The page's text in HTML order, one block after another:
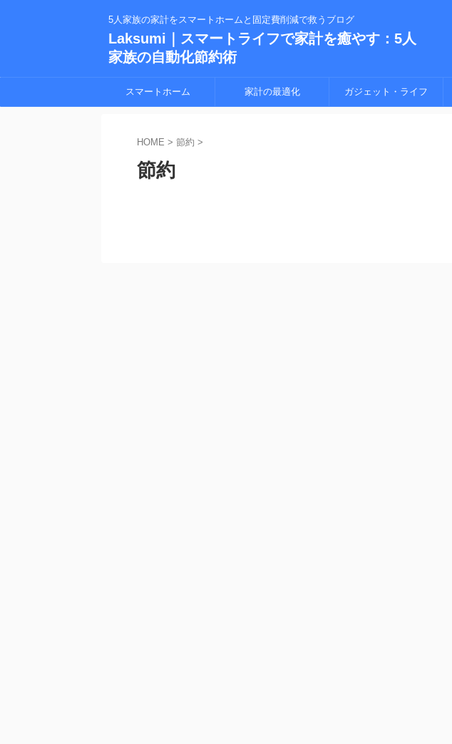
5人家族の家計をスマートホームと固定費削減で救うブログ
Laksumi｜スマートライフで家計を癒やす：5人
家族の自動化節約術
スマートホーム 家計の最適化 ガジェット・ライフ
HOME > 節約 >
節約